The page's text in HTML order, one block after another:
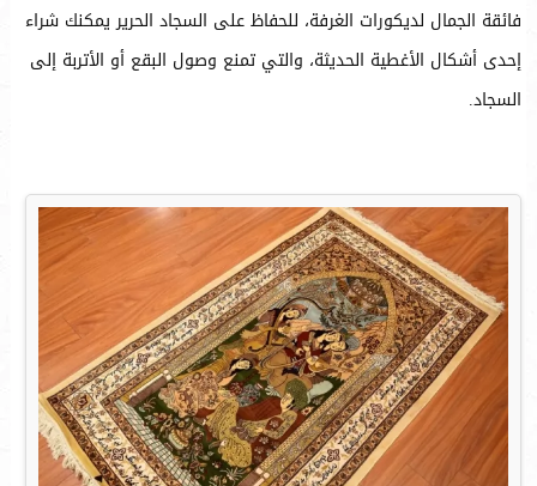
فائقة الجمال لديكورات الغرفة، للحفاظ على السجاد الحرير يمكنك شراء
إحدى أشكال الأغطية الحديثة، والتي تمنع وصول البقع أو الأتربة إلى
السجاد.